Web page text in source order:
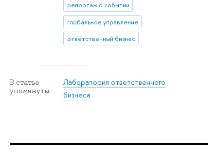
репортаж о событии
глобальное управление
ответственный бизнес
В статье
упомянуты
Лаборатория ответственного
бизнеса